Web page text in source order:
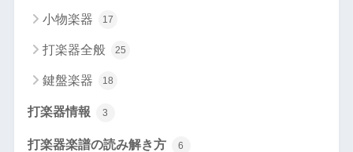
小物楽器 17
打楽器全般 25
鍵盤楽器 18
打楽器情報 3
打楽器楽譜の読み解き方 6